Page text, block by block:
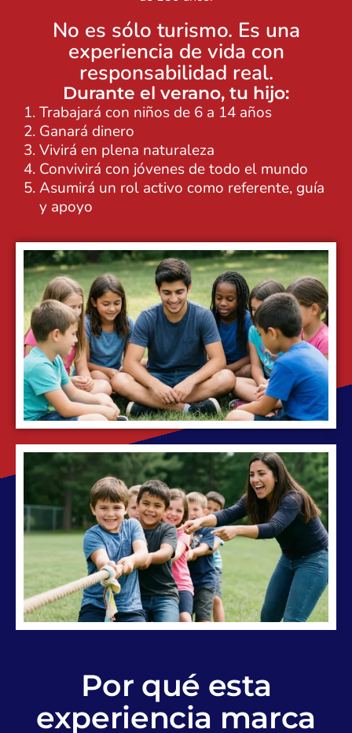
No es sólo turismo. Es una
experiencia de vida con
responsabilidad real.
Durante el verano, tu hijo:
Trabajará con niños de 6 a 14 años
Ganará dinero
Vivirá en plena naturaleza
Convivirá con jóvenes de todo el mundo
Asumirá un rol activo como referente, guía
y apoyo
Por qué esta
experiencia marca